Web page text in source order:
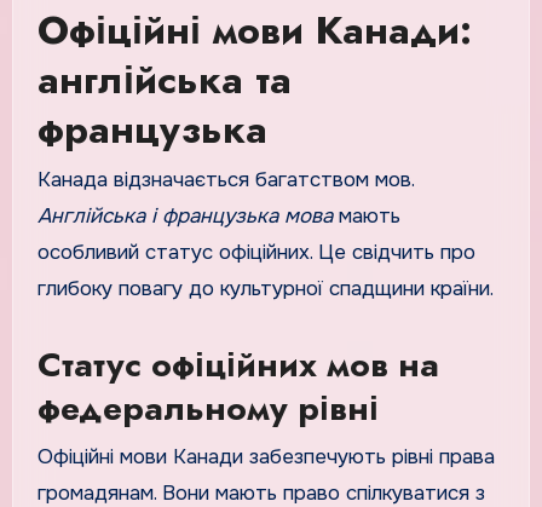
Офіційні мови Канади:
англійська та
французька
Канада відзначається багатством мов.
Англійська і французька мовамають
особливий статус офіційних. Це свідчить про
глибоку повагу до культурної спадщини країни.
Статус офіційних мов на
федеральному рівні
Офіційні мови Канади забезпечують рівні права
громадянам. Вони мають право спілкуватися з